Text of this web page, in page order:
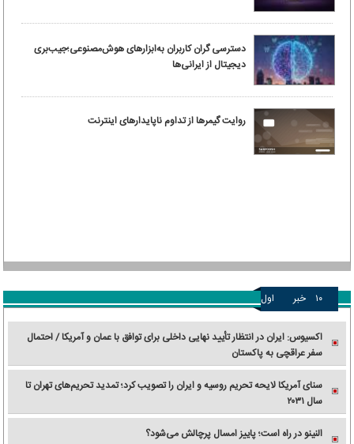
دسترسی گران کاربران به‌ابزارهای هوش‌مصنوعی؛جیب‌بری
دیجیتال از ایرانی‌ها
روایت گیمرها از تداوم ناپایدارهای اینترنت
۱۰ خبر اول
اکسیوس: ایران در انتظار تأیید نهایی داخلی برای توافق با عمان و آمریکا / احتمال
سفر عراقچی به پاکستان
سنای آمریکا لایحه تحریم روسیه و ایران را تصویب کرد؛ تمدید تحریم‌های تهران تا
سال ۲۰۳۱
النینو در راه است؛ پاییز امسال پرچالش می‌شود؟